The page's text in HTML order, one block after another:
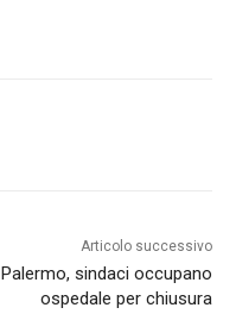
Articolo successivo
Palermo, sindaci occupano
ospedale per chiusura